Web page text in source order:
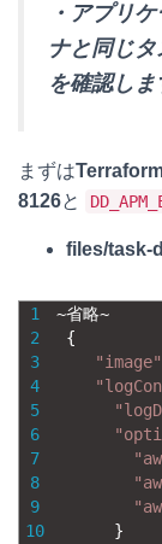
・アプリ
ナと同じ
を確認しま
まずは
8126と
files/task-
1
2
3
4
5
6
7
8
9
10
~省略~
{
"image"
}